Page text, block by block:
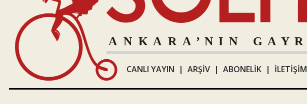
CANLI YAYIN |ARŞİV |ABONELİK | İLETİŞİM